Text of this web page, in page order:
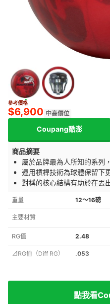
參考價格
$6,900 中高價位
Coupang酷澎
商品摘要
屬於品牌最為人所知的系列
運用槓桿技術為球體保留下
對稱的核心結構有助於在丟
重量 12～16磅
主要材質
RG值 2.48
⊿RG值（Diff RG） .053
點我看